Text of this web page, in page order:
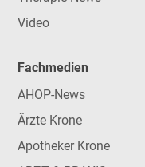
Video
Fachmedien
AHOP-News
Ärzte Krone
Apotheker Krone